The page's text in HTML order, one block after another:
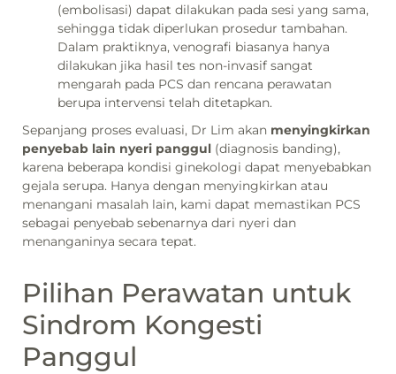
(embolisasi) dapat dilakukan pada sesi yang sama,
sehingga tidak diperlukan prosedur tambahan.
Dalam praktiknya, venografi biasanya hanya
dilakukan jika hasil tes non-invasif sangat
mengarah pada PCS dan rencana perawatan
berupa intervensi telah ditetapkan.
Sepanjang proses evaluasi, Dr Lim akan menyingkirkan
penyebab lain nyeri panggul (diagnosis banding),
karena beberapa kondisi ginekologi dapat menyebabkan
gejala serupa. Hanya dengan menyingkirkan atau
menangani masalah lain, kami dapat memastikan PCS
sebagai penyebab sebenarnya dari nyeri dan
menanganinya secara tepat.
Pilihan Perawatan untuk
Sindrom Kongesti
Panggul